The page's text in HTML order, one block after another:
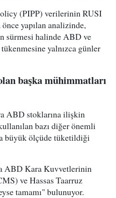
(PIPP) verilerinin RUSI
yapılan analizinde,
sürmesi halinde ABD ve
yalnızca günler
başka mühimmatları
ABD stoklarına ilişkin
bazı diğer önemli
büyük ölçüde tüketildiği
ABD Kara Kuvvetlerinin
ve Hassas Taarruz
tamamı" bulunuyor.